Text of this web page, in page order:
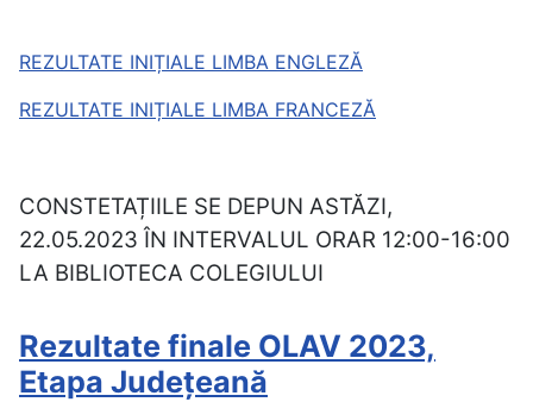
REZULTATE INIȚIALE LIMBA ENGLEZĂ
REZULTATE INIȚIALE LIMBA FRANCEZĂ
CONSTETAȚIILE SE DEPUN ASTĂZI,
22.05.2023 ÎN INTERVALUL ORAR 12:00-16:00
LA BIBLIOTECA COLEGIULUI
Rezultate finale OLAV 2023,
Etapa Județeană